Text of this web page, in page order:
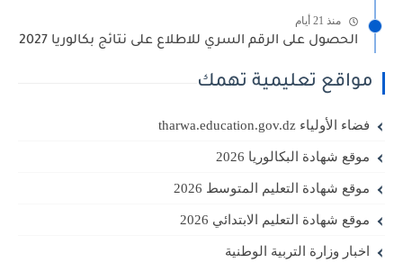
منذ 21 أيام
الحصول على الرقم السري للاطلاع على نتائج بكالوريا 2027
مواقع تعليمية تهمك
فضاء الأولياء tharwa.education.gov.dz
موقع شهادة البكالوريا 2026
موقع شهادة التعليم المتوسط 2026
موقع شهادة التعليم الابتدائي 2026
اخبار وزارة التربية الوطنية